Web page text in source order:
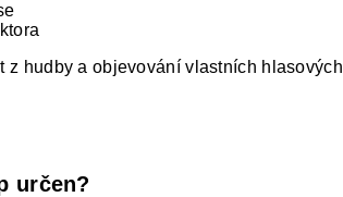
z hudby a objevování vlastních hlasových
určen?